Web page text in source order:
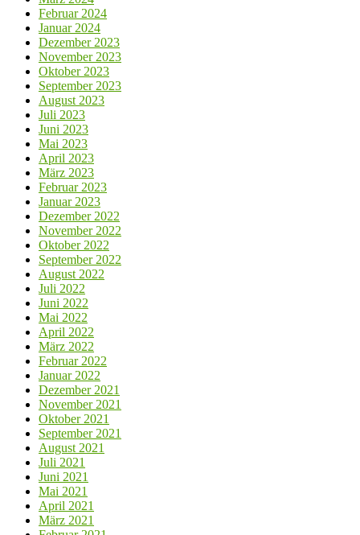
Februar 2024
Januar 2024
Dezember 2023
November 2023
Oktober 2023
September 2023
August 2023
Juli 2023
Juni 2023
Mai 2023
April 2023
März 2023
Februar 2023
Januar 2023
Dezember 2022
November 2022
Oktober 2022
September 2022
August 2022
Juli 2022
Juni 2022
Mai 2022
April 2022
März 2022
Februar 2022
Januar 2022
Dezember 2021
November 2021
Oktober 2021
September 2021
August 2021
Juli 2021
Juni 2021
Mai 2021
April 2021
März 2021